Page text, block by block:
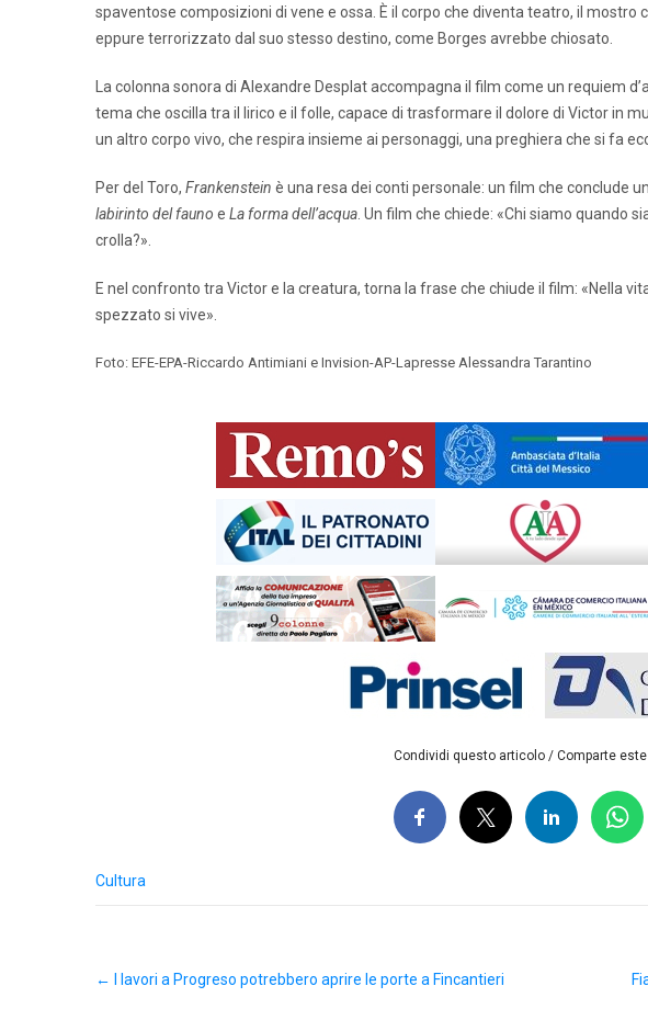
spaventose composizioni di vene e ossa. È il corpo che diventa teatro, il
eppure terrorizzato dal suo stesso destino, come Borges avrebbe chiosato.
La colonna sonora di Alexandre Desplat accompagna il film come un requiem
tema che oscilla tra il lirico e il folle, capace di trasformare il dolore di Victor in
un altro corpo vivo, che respira insieme ai personaggi, una preghiera che si fa
Per del Toro, Frankenstein è una resa dei conti personale: un film che conclude
labirinto del fauno e La forma dell’acqua. Un film che chiede: «Chi siamo quando
crolla?».
E nel confronto tra Victor e la creatura, torna la frase che chiude il film: «Nella
spezzato si vive».
Foto: EFE-EPA-Riccardo Antimiani e Invision-AP-Lapresse Alessandra Tarantino
Condividi questo articolo / Comparte
Cultura
navigation
← I lavori a Progreso potrebbero aprire le porte a Fincantieri